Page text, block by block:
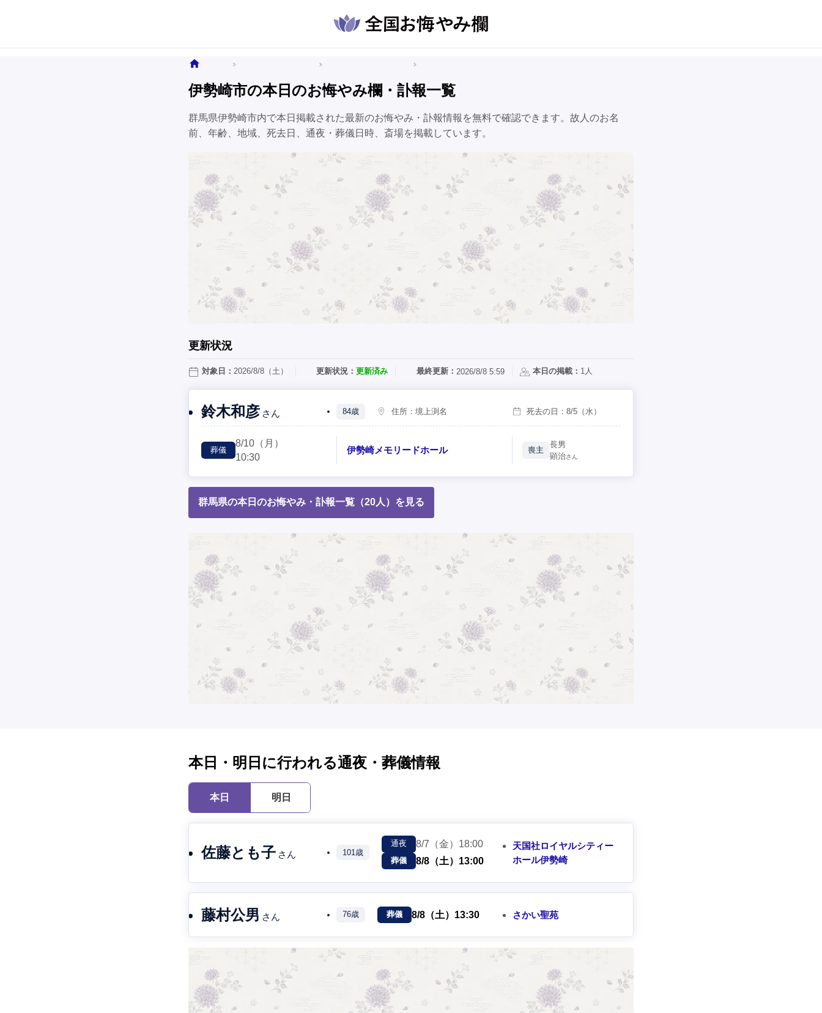
伊勢崎市の本日のお悔やみ欄・訃報一覧
群馬県伊勢崎市内で本日掲載された最新のお悔やみ・訃報情報を無料で確認できます。故人のお名
前、年齢、地域、死去日、通夜・葬儀日時、斎場を掲載しています。
更新状況
対象日： 2026/8/8（土） 更新状況：更新済み 最終更新： 2026/8/8 5:59 本日の掲載： 1人
鈴木和彦 さん 84歳 住所：境上渕名 死去の日： 8/5（水）
葬儀
8/10 （月）
10:30
伊勢崎メモリードホール 喪主
長男
顕治さん
群馬県の本日のお悔やみ・訃報一覧（20人）を見る
本日・明日に行われる通夜・葬儀情報
本日 明日
佐藤とも子 さん 101歳
通夜 8/7（金） 18:00
葬儀 8/8（土） 13:00
天国社ロイヤルシティー
ホール伊勢崎
藤村公男 さん 76歳 葬儀 8/8（土） 13:30 さかい聖苑